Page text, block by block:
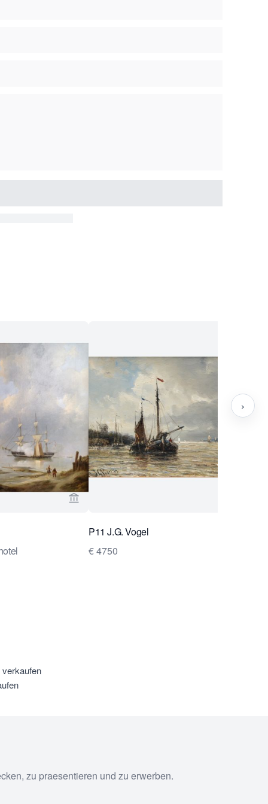
Collection ansehenVerkaeuferseite von Van Brug Collection
P11 J.G. Vogel
€ 4750
›
zu praesentieren und zu erwerben.